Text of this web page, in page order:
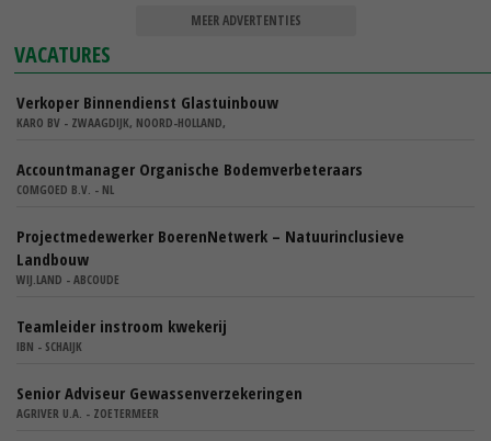
MEER ADVERTENTIES
VACATURES
Verkoper Binnendienst Glastuinbouw
KARO BV - ZWAAGDIJK, NOORD-HOLLAND,
Accountmanager Organische Bodemverbeteraars
COMGOED B.V. - NL
Projectmedewerker BoerenNetwerk – Natuurinclusieve
Landbouw
WIJ.LAND - ABCOUDE
Teamleider instroom kwekerij
IBN - SCHAIJK
Senior Adviseur Gewassenverzekeringen
AGRIVER U.A. - ZOETERMEER